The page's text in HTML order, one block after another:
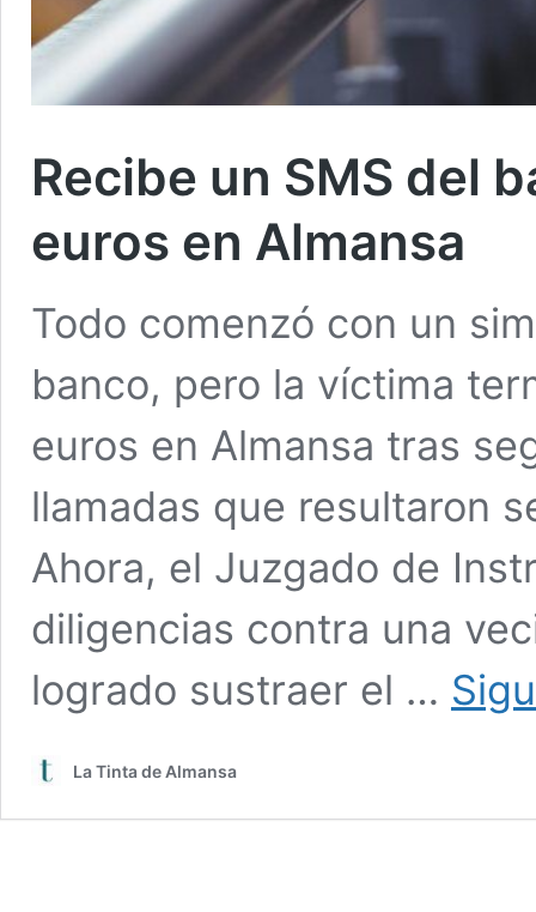
Recibe un SMS del
euros en Almansa
Todo comenzó con un
banco, pero la víctima
euros en Almansa tras
llamadas que resultaron
Ahora, el Juzgado de
diligencias contra una
logrado sustraer el …
La Tinta de Almansa